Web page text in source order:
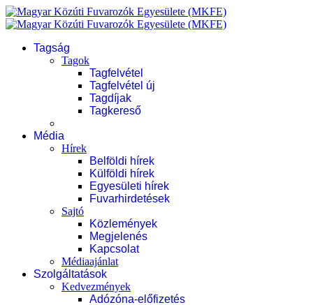
Tagság
Tagok
Tagfelvétel
Tagfelvétel új
Tagdíjak
Tagkereső
Média
Hírek
Belföldi hírek
Külföldi hírek
Egyesületi hírek
Fuvarhirdetések
Sajtó
Közlemények
Megjelenés
Kapcsolat
Médiaajánlat
Szolgáltatások
Kedvezmények
Adózóna-előfizetés